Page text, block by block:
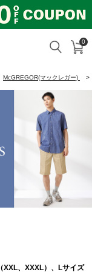
検索 カ
0
McGREGOR(マックレガー)
XXL、XXXL）、Lサイズ